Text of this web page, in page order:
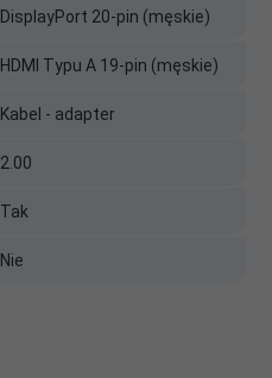
DisplayPort 20-pin (męskie)
HDMI Typu A 19-pin (męskie)
Kabel - adapter
2.00
Tak
Nie